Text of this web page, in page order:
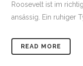
Roosevelt ist im
ansässig. Ein ruhiger
READ MORE